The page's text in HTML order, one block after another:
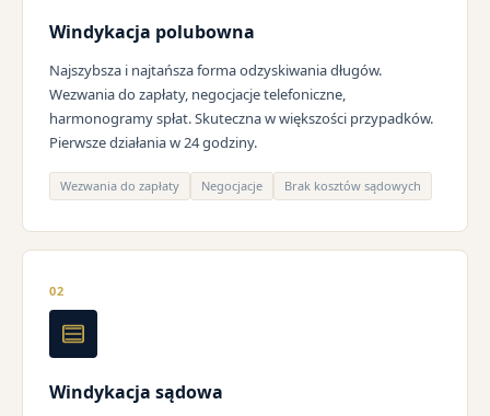
Windykacja polubowna
Najszybsza i najtańsza forma odzyskiwania długów.
Wezwania do zapłaty, negocjacje telefoniczne,
harmonogramy spłat. Skuteczna w większości przypadków.
Pierwsze działania w 24 godziny.
Wezwania do zapłaty Negocjacje Brak kosztów sądowych
02
Windykacja sądowa